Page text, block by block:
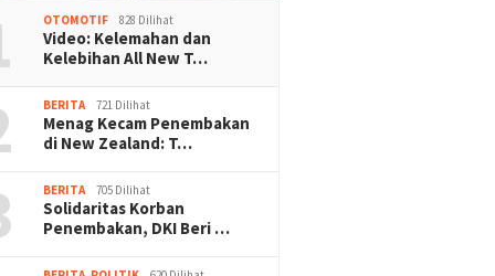
OTOMOTIF 828 Dilihat
Video: Kelemahan dan
Kelebihan All New T…
BERITA 721 Dilihat
Menag Kecam Penembakan
di New Zealand: T…
BERITA 705 Dilihat
Solidaritas Korban
Penembakan, DKI Beri …